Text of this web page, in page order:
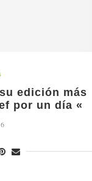
edición más
por un día «